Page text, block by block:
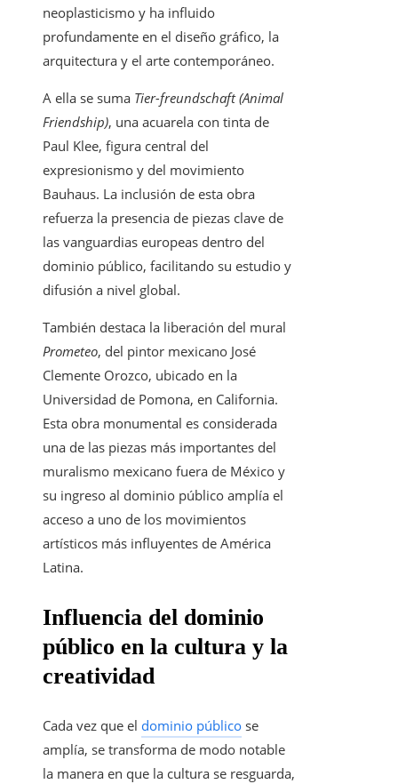
neoplasticismo y ha influido
profundamente en el diseño gráfico, la
arquitectura y el arte contemporáneo.
A ella se suma Tier-freundschaft (Animal
Friendship), una acuarela con tinta de
Paul Klee, figura central del
expresionismo y del movimiento
Bauhaus. La inclusión de esta obra
refuerza la presencia de piezas clave de
las vanguardias europeas dentro del
dominio público, facilitando su estudio y
difusión a nivel global.
También destaca la liberación del mural
Prometeo, del pintor mexicano José
Clemente Orozco, ubicado en la
Universidad de Pomona, en California.
Esta obra monumental es considerada
una de las piezas más importantes del
muralismo mexicano fuera de México y
su ingreso al dominio público amplía el
acceso a uno de los movimientos
artísticos más influyentes de América
Latina.
Influencia del dominio
público en la cultura y la
creatividad
Cada vez que el dominio público se
amplía, se transforma de modo notable
la manera en que la cultura se resguarda,